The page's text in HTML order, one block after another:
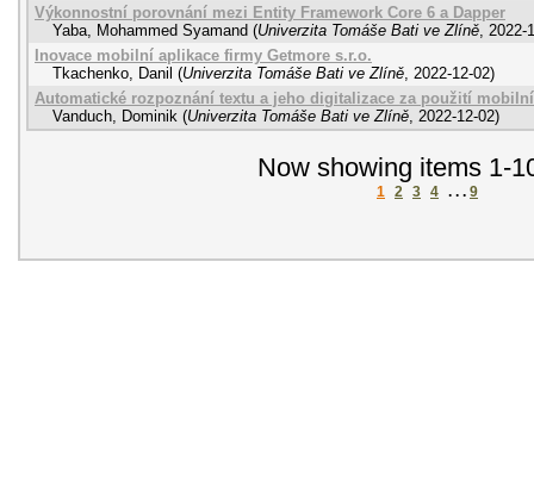
Výkonnostní porovnání mezi Entity Framework Core 6 a Dapper
Yaba, Mohammed Syamand (Univerzita Tomáše Bati ve Zlíně 2022-
Inovace mobilní aplikace firmy Getmore s.r.o.
Tkachenko, Danil (Univerzita Tomáše Bati ve Zlíně 2022-12-02)
Automatické rozpoznání textu a jeho digitalizace za použití
Vanduch, Dominik (Univerzita Tomáše Bati ve Zlíně 2022-12-02)
Now showing items 1-
1 2 3 4 . . . 9